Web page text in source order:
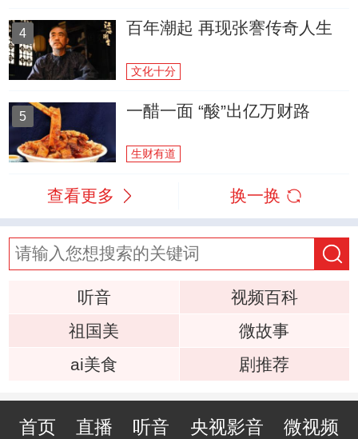
4 百年潮起 再现张謇传奇人生
文化十分
5 一醋一面 “酸”出亿万财路
生财有道
查看更多 换一换
听音
视频百科
祖国美
微故事
ai美食
剧推荐
首页 直播 听音 央视影音 微视频